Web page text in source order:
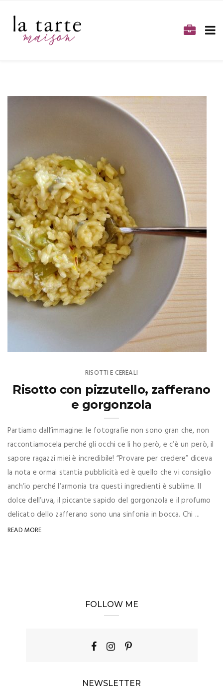
RISOTTI E CEREALI
Risotto con pizzutello, zafferano
e gorgonzola
Partiamo dall’immagine: le fotografie non sono gran che, non
raccontiamocela perché gli occhi ce li ho però, e c’è un però, il
sapore ragazzi miei è incredibile! “Provare per credere” diceva
la nota e ormai stantia pubblicità ed è quello che vi consiglio
anch’io perché l’armonia tra questi ingredienti è sublime. Il
dolce dell’uva, il piccante sapido del gorgonzola e il profumo
delicato dello zafferano sono una sinfonia in bocca. Chi ...
READ MORE
FOLLOW ME
NEWSLETTER